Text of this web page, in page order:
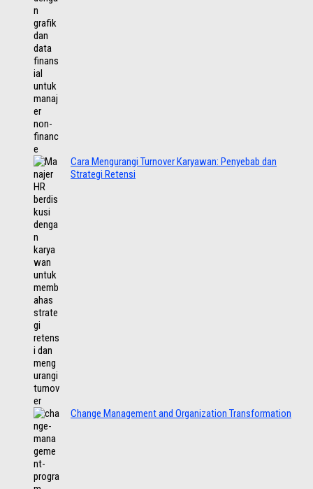
Cara Mengurangi Turnover Karyawan: Penyebab dan
Strategi Retensi
Change Management and Organization Transformation